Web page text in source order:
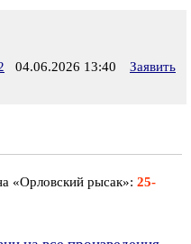
04.06.2026 13:40
Заявить
«Орловский рысак»: 25-